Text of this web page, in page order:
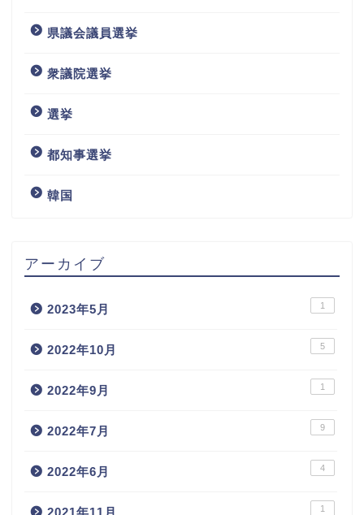
県議会議員選挙
衆議院選挙
選挙
都知事選挙
韓国
アーカイブ
2023年5月 1
2022年10月 5
2022年9月 1
2022年7月 9
2022年6月 4
2021年11月 1